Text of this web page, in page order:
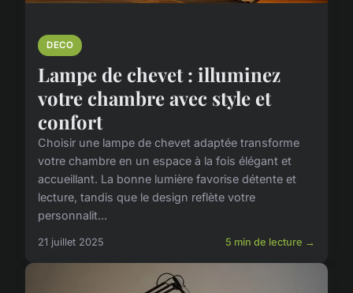
DECO
Lampe de chevet : illuminez
votre chambre avec style et
confort
Choisir une lampe de chevet adaptée transforme
votre chambre en un espace à la fois élégant et
accueillant. La bonne lumière favorise détente et
lecture, tandis que le design reflète votre
personnalit...
21 juillet 2025 5 min de lecture →